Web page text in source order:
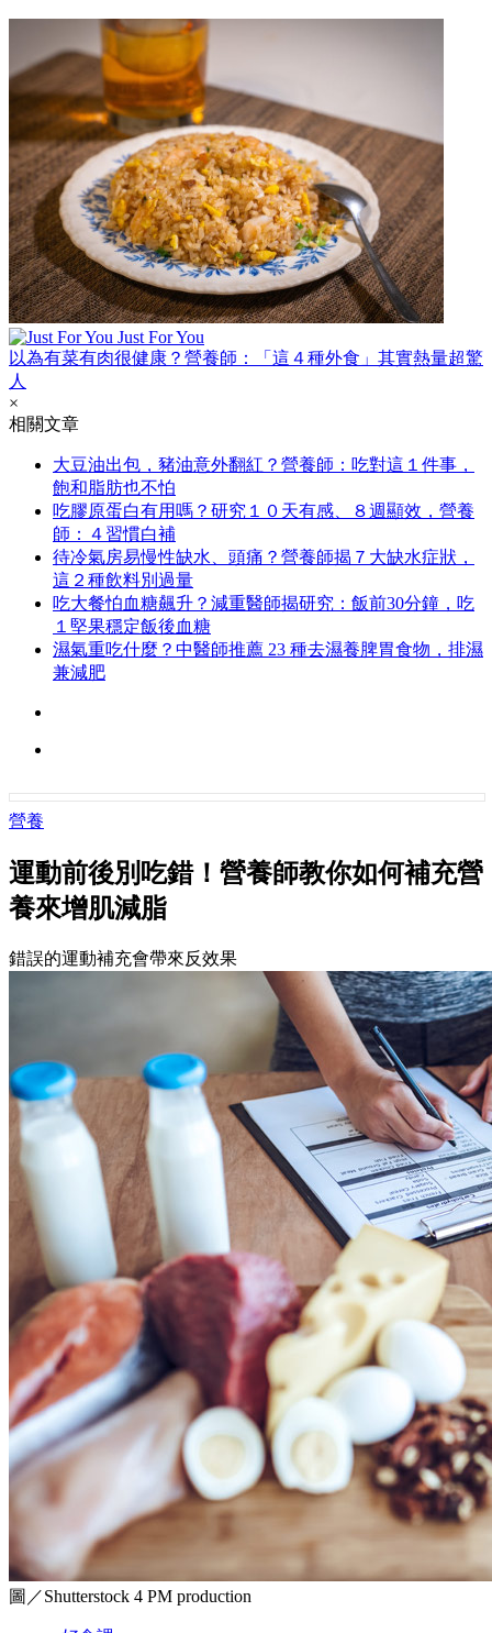
Just For You
以為有菜有肉很健康？營養師：「這４種外食」其實熱量超驚
人
×
相關文章
大豆油出包，豬油意外翻紅？營養師：吃對這１件事，
飽和脂肪也不怕
吃膠原蛋白有用嗎？研究１０天有感、８週顯效，營養
師：４習慣白補
待冷氣房易慢性缺水、頭痛？營養師揭７大缺水症狀，
這２種飲料別過量
吃大餐怕血糖飆升？減重醫師揭研究：飯前30分鐘，吃
１堅果穩定飯後血糖
濕氣重吃什麼？中醫師推薦 23 種去濕養脾胃食物，排濕
兼減肥
營養
運動前後別吃錯！營養師教你如何補充營
養來增肌減脂
錯誤的運動補充會帶來反效果
圖／Shutterstock 4 PM production